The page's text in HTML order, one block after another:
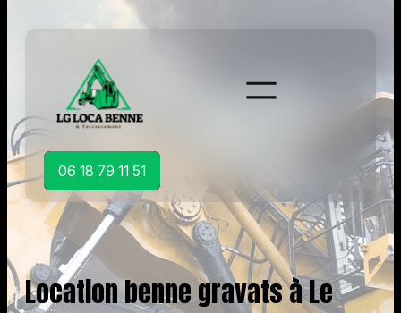
06 18 79 11 51
Location benne gravats à Le